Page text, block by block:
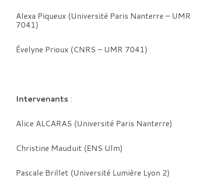
Alexa Piqueux (Université Paris Nanterre – UMR
7041)
Évelyne Prioux (CNRS – UMR 7041)
Intervenants :
Alice ALCARAS (Université Paris Nanterre)
Christine Mauduit (ENS Ulm)
Pascale Brillet (Université Lumière Lyon 2)